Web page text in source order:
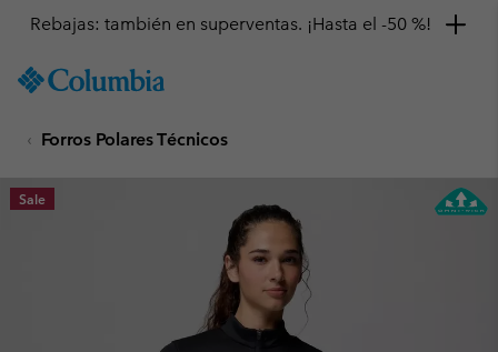
TO
SKIP
MAIN
NAV
Rebajas: también en superventas. ¡Hasta el -50 %!
Forros Polares Técnicos
Sale